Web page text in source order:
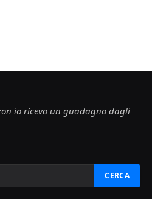
io ricevo un guadagno dagli